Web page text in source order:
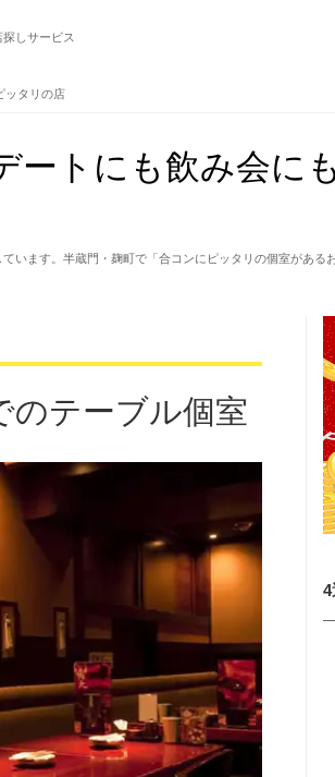
しサービス
ッタリの店
ートにも飲み会に
います。半蔵門・麹町で「合コンにピッタリの個室がある
4
のテーブル個室